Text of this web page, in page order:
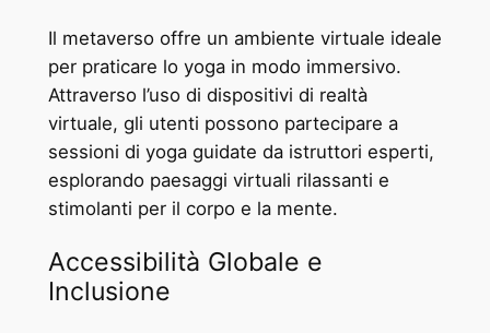
Il metaverso offre un ambiente virtuale ideale
per praticare lo yoga in modo immersivo.
Attraverso l’uso di dispositivi di realtà
virtuale, gli utenti possono partecipare a
sessioni di yoga guidate da istruttori esperti,
esplorando paesaggi virtuali rilassanti e
stimolanti per il corpo e la mente.
Accessibilità Globale e
Inclusione